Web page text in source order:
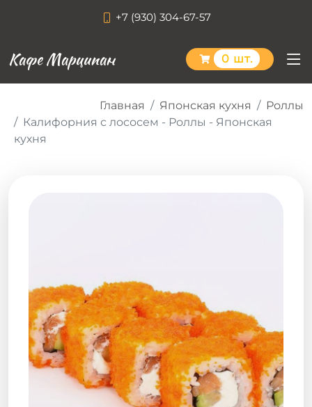
+7 (930) 304-67-57
Кафе Марципан 0 шт.
Главная Японская кухня
Роллы
Калифорния с лососем - Роллы - Японская
кухня